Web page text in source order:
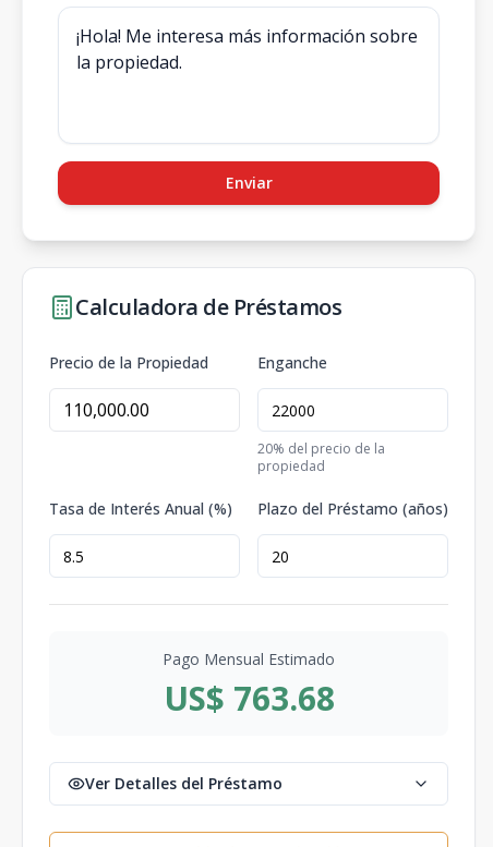
Enviar
Calculadora de Préstamos
Precio de la Propiedad Enganche
20% del precio de la
propiedad
Tasa de Interés Anual (%) Plazo del Préstamo (años)
Pago Mensual Estimado
US$ 763.68
Ver Detalles del Préstamo